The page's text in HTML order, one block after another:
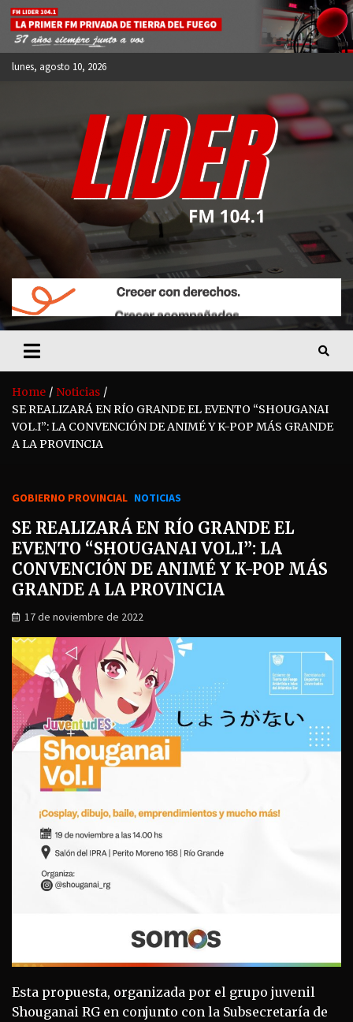
Skip
content
lunes, agosto 10, 2026
FM LIDER 104.1
Home
Noticias
SE REALIZARÁ EN RÍO GRANDE EL EVENTO “SHOUGANAI
VOL.I”: LA CONVENCIÓN DE ANIMÉ Y K-POP MÁS GRANDE
A LA PROVINCIA
GOBIERNO PROVINCIAL NOTICIAS
SE REALIZARÁ EN RÍO GRANDE EL
EVENTO “SHOUGANAI VOL.I”: LA
CONVENCIÓN DE ANIMÉ Y K-POP MÁS
GRANDE A LA PROVINCIA
17 de noviembre de 2022
Esta propuesta, organizada por el grupo juvenil
Shouganai RG en conjunto con la Subsecretaría de